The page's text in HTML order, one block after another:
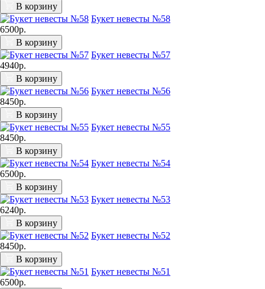
В корзину
Букет невесты №58
6500р.
В корзину
Букет невесты №57
4940р.
В корзину
Букет невесты №56
8450р.
В корзину
Букет невесты №55
8450р.
В корзину
Букет невесты №54
6500р.
В корзину
Букет невесты №53
6240р.
В корзину
Букет невесты №52
8450р.
В корзину
Букет невесты №51
6500р.